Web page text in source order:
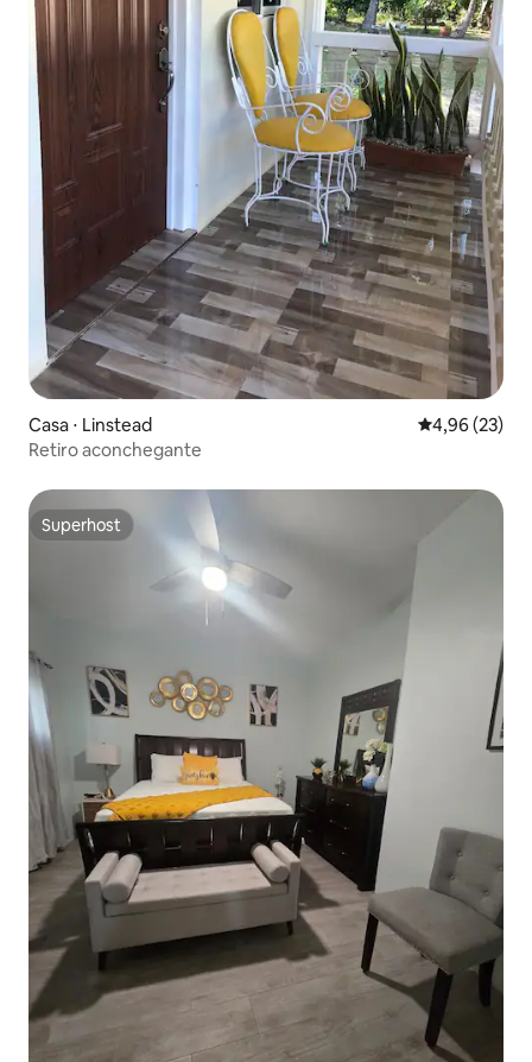
Casa ⋅ Linstead 4,96 de uma
4,96 (23)
Retiro aconchegante
Superhost
Superhost